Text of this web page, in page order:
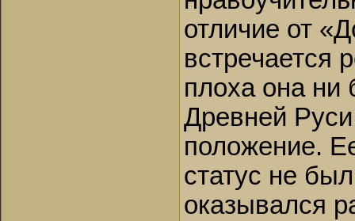
отличие от
встречается
плоха она
Древней
положение.
статус не
оказывался